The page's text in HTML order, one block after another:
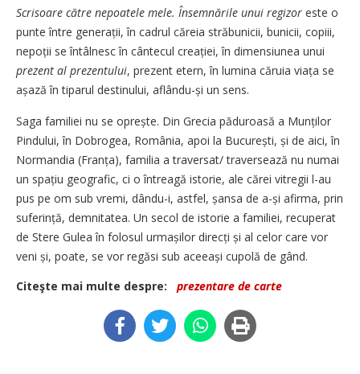
Scrisoare către nepoatele mele. Însemnările unui regizor este o
punte între generații, în cadrul căreia străbunicii, bunicii, copiii,
nepoții se întâlnesc în cântecul creației, în dimensiunea unui
prezent al prezentului, prezent etern, în lumina căruia viața se
așază în tiparul destinului, aflându-și un sens.
Saga familiei nu se oprește. Din Grecia păduroasă a Munților
Pindului, în Dobrogea, România, apoi la București, și de aici, în
Normandia (Franța), familia a traversat/ traversează nu numai
un spațiu geografic, ci o întreagă istorie, ale cărei vitregii l-au
pus pe om sub vremi, dându-i, astfel, șansa de a-și afirma, prin
suferință, demnitatea. Un secol de istorie a familiei, recuperat
de Stere Gulea în folosul urmașilor direcți și al celor care vor
veni și, poate, se vor regăsi sub aceeași cupolă de gând.
Citeşte mai multe despre:
prezentare de carte